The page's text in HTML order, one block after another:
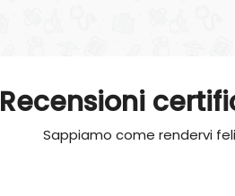
Recensioni
Sappiamo come rendervi